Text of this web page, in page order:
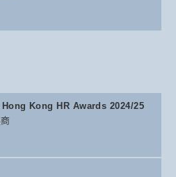
Kong HR Awards 2024/25